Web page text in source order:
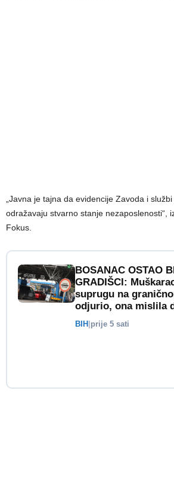
„Javna je tajna da evidencije Zavoda i
odražavaju stvarno stanje nezaposlenosti“,
Fokus.
BOSANAC OSTAO
GRADIŠCI:
suprugu na
odjurio, ona mislila
BIH prije 5 sati